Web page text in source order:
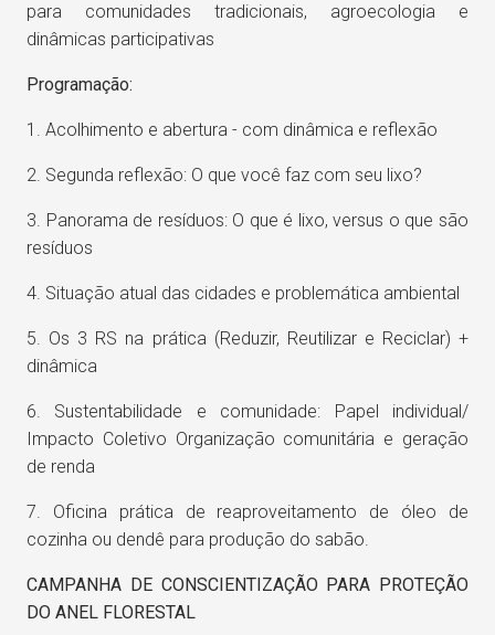
para comunidades tradicionais, agroecologia e
dinâmicas participativas
Programação:
1. Acolhimento e abertura - com dinâmica e reflexão
2. Segunda reflexão: O que você faz com seu lixo?
3. Panorama de resíduos: O que é lixo, versus o que são
resíduos
4. Situação atual das cidades e problemática ambiental
5. Os 3 RS na prática (Reduzir, Reutilizar e Reciclar) +
dinâmica
6. Sustentabilidade e comunidade: Papel individual/
Impacto Coletivo Organização comunitária e geração
de renda
7. Oficina prática de reaproveitamento de óleo de
cozinha ou dendê para produção do sabão.
CAMPANHA DE CONSCIENTIZAÇÃO PARA PROTEÇÃO
DO ANEL FLORESTAL